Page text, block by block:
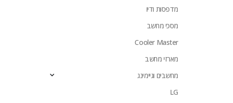
מדפסות ודיו
מסכי מחשב
Cooler Master
מארזי מחשב
מחשבים וגיימינג
LG